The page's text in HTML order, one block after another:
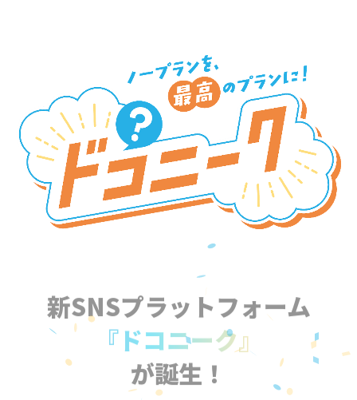
新SNSプラットフォーム
『ドコニーク』
が誕生！